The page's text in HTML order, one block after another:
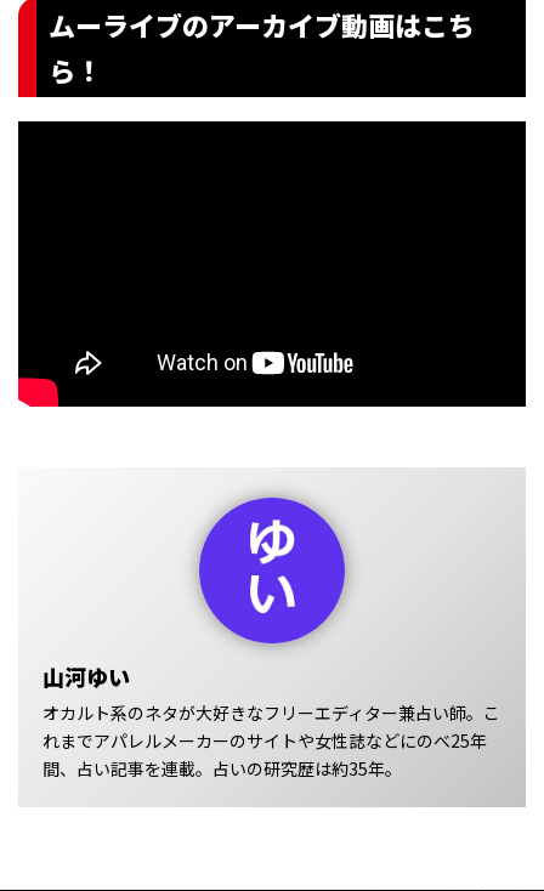
ムーライブのアーカイブ動画はこち
ら！
山河ゆい
オカルト系のネタが大好きなフリーエディター兼占い師。こ
れまでアパレルメーカーのサイトや女性誌などにのべ25年
間、占い記事を連載。占いの研究歴は約35年。